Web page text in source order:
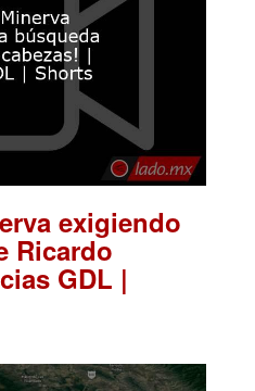
exigiendo
Ricardo
GDL |